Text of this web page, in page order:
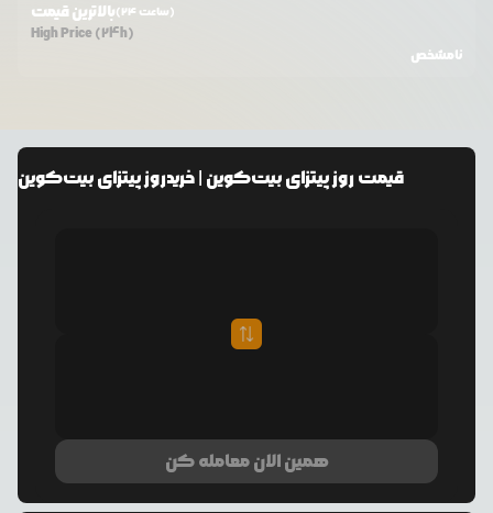
بالاترین قیمت (24 ساعت)
High Price (24h)
نامشخص
قیمت روز پیتزای بیت‌کوین | خریدروز پیتزای بیت‌کوین
همین الان معامله کن